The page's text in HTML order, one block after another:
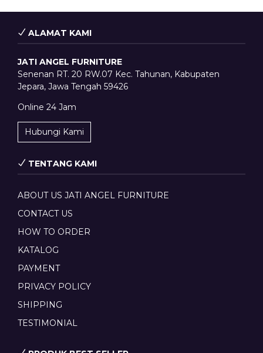
ALAMAT KAMI
JATI ANGEL FURNITURE
Senenan RT. 20 RW.07 Kec. Tahunan, Kabupaten
Jepara, Jawa Tengah 59426
Online 24 Jam
Hubungi Kami
TENTANG KAMI
ABOUT US JATI ANGEL FURNITURE
CONTACT US
HOW TO ORDER
KATALOG
PAYMENT
PRIVACY POLICY
SHIPPING
TESTIMONIAL